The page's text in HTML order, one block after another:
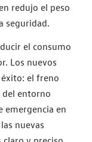
redujo el peso
seguridad.
el consumo
Los nuevos
el freno
entorno
emergencia en
nuevas